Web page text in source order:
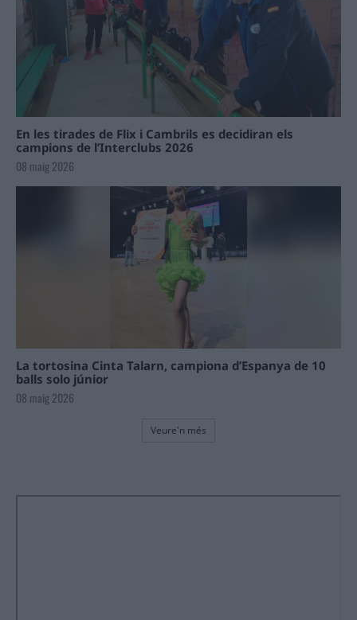
En les tirades de Flix i Cambrils es decidiran els
campions de l’Interclubs 2026
08 maig 2026
La tortosina Cinta Talarn, campiona d’Espanya de 10
balls solo júnior
08 maig 2026
Veure'n més